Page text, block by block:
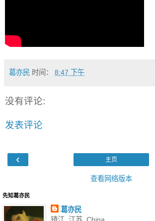
葛亦民 时间： 8:47 下午
没有评论:
发表评论
‹ 主页
查看网络版本
先知葛亦民
葛亦民
镇江, 江苏, China